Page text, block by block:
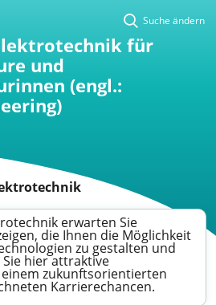
Suche ändern
für
und
(engl.:
erwarten Sie
die Ihnen die Möglichkeit
zu gestalten und
hier attraktive
zukunftsorientierten
Karrierechancen.